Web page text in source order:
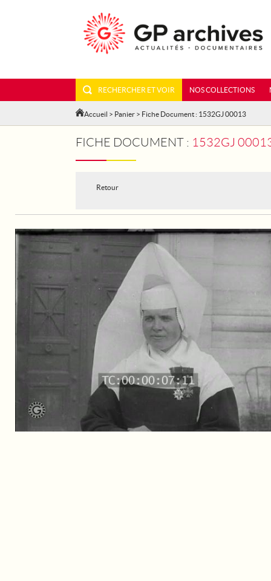
RECHERCHER ET VOIR NOS COLLECTIONS
Accueil > Panier > Fiche Document : 1532GJ 00013
FICHE DOCUMENT : 1532GJ 00013 - LA CARAVANE
Retour